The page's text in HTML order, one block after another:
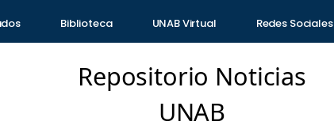
Biblioteca UNAB Virtual Redes Sociales
Repositorio Noticias
UNAB